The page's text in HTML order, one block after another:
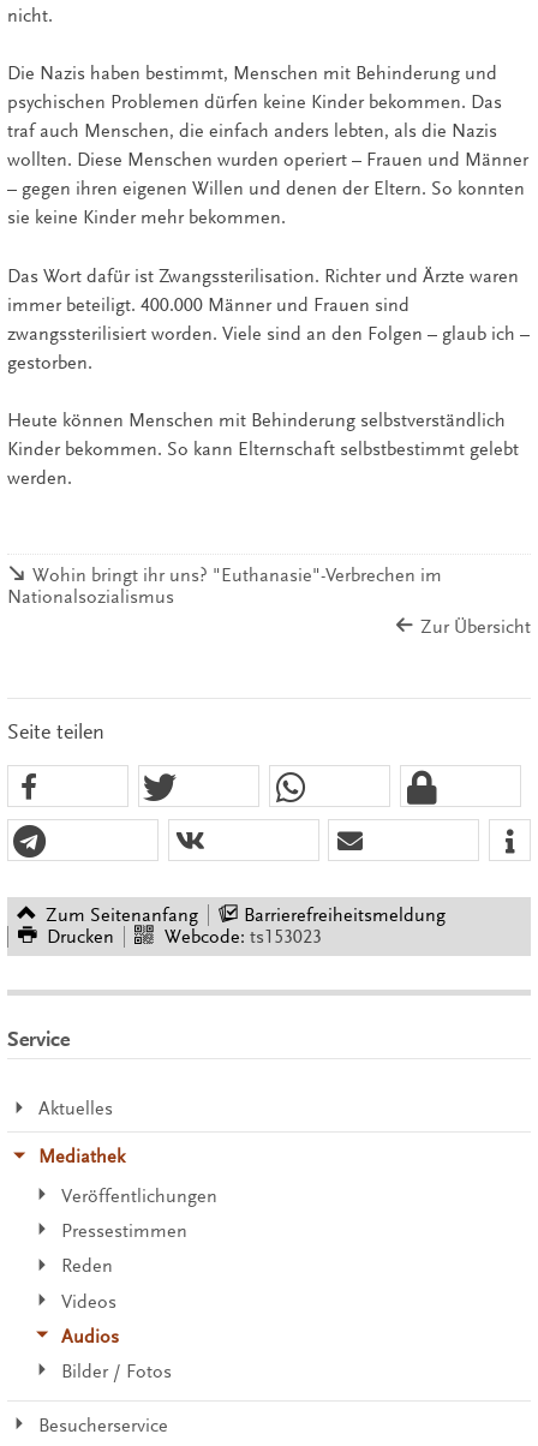
nicht.
Die Nazis haben bestimmt, Menschen mit Behinderung und
psychischen Problemen dürfen keine Kinder bekommen. Das
traf auch Menschen, die einfach anders lebten, als die Nazis
wollten. Diese Menschen wurden operiert – Frauen und Männer
– gegen ihren eigenen Willen und denen der Eltern. So konnten
sie keine Kinder mehr bekommen.
Das Wort dafür ist Zwangssterilisation. Richter und Ärzte waren
immer beteiligt. 400.000 Männer und Frauen sind
zwangssterilisiert worden. Viele sind an den Folgen – glaub ich –
gestorben.
Heute können Menschen mit Behinderung selbstverständlich
Kinder bekommen. So kann Elternschaft selbstbestimmt gelebt
werden.
Wohin bringt ihr uns? "Euthanasie"-Verbrechen im
Nationalsozialismus
Zur Übersicht
Seite teilen
Zum Seitenanfang
Barrierefreiheitsmeldung
Drucken
Webcode: ts153023
Service
Aktuelles
Mediathek
Veröffentlichungen
Pressestimmen
Reden
Videos
Audios
Bilder / Fotos
Besucherservice